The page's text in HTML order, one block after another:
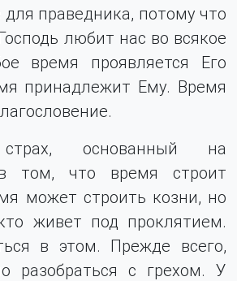
для праведника, потому что
любит нас во всякое
время проявляется Его
принадлежит Ему. Время
страх, основанный на
в том, что время строит
может строить козни, но
живет под проклятием.
в этом. Прежде всего,
разобраться с грехом. У